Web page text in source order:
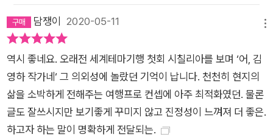
담쟁이 2020-05-11
역시 좋네요. 오래전 세계테마기행 첫회 시칠리아를 보며 ‘어, 김
영하 작가네‘ 그 의외성에 놀랐던 기억이 납니다. 천천히 현지의
삶을 소박하게 전해주는 여행프로 컨셉에 아주 최적화였던. 물론
글도 잘쓰시지만 보기좋게 꾸미지 않고 진정성이 느껴져 더 좋은.
하고자 하는 말이 명확하게 전달되는.